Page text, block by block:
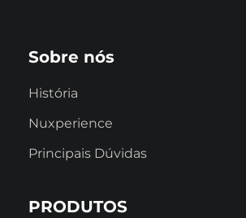
Sobre nós
História
Nuxperience
Principais Dúvidas
PRODUTOS